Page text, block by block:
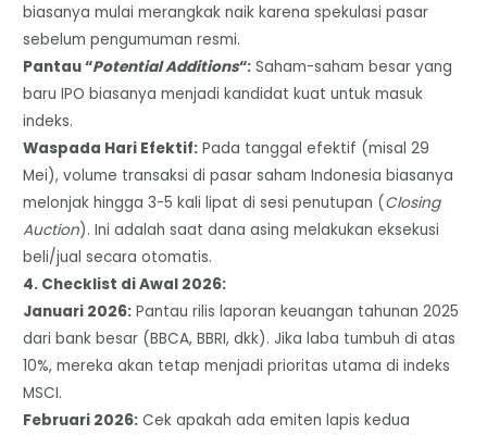
biasanya mulai merangkak naik karena spekulasi pasar
sebelum pengumuman resmi.
​Pantau “Potential Additions“: Saham-saham besar yang
baru IPO biasanya menjadi kandidat kuat untuk masuk
indeks.
​Waspada Hari Efektif: Pada tanggal efektif (misal 29
Mei), volume transaksi di pasar saham Indonesia biasanya
melonjak hingga 3-5 kali lipat di sesi penutupan (Closing
Auction). Ini adalah saat dana asing melakukan eksekusi
beli/jual secara otomatis.
​4. Checklist di Awal 2026:
​Januari 2026: Pantau rilis laporan keuangan tahunan 2025
dari bank besar (BBCA, BBRI, dkk). Jika laba tumbuh di atas
10%, mereka akan tetap menjadi prioritas utama di indeks
MSCI.
​Februari 2026: Cek apakah ada emiten lapis kedua